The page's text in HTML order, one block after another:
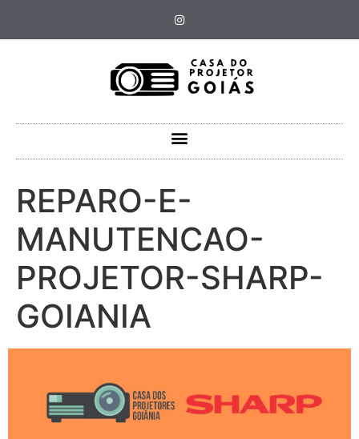
REPARO-E-
MANUTENCAO-
PROJETOR-SHARP-
GOIANIA